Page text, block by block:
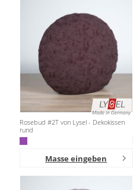
Stoffe
Panneaux
Rosebud #2T von Lysel - Dekokissen
rund
Masse eingeben